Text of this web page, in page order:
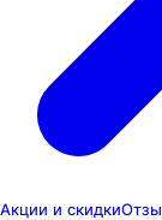
Акции и скидки